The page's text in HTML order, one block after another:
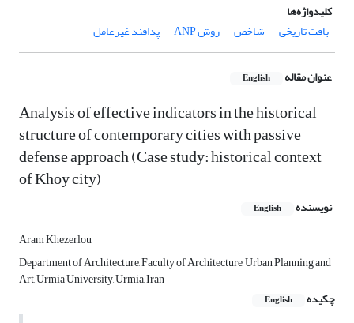
کلیدواژه‌ها
بافت تاریخی
شاخص روش ANP پدافند غیرعامل
عنوان مقاله English
Analysis of effective indicators in the historical
structure of contemporary cities with passive
defense approach (Case study: historical context
of Khoy city)
نویسنده English
Aram Khezerlou
Department of Architecture, Faculty of Architecture, Urban Planning and
Art, Urmia University, Urmia, Iran
چکیده
English